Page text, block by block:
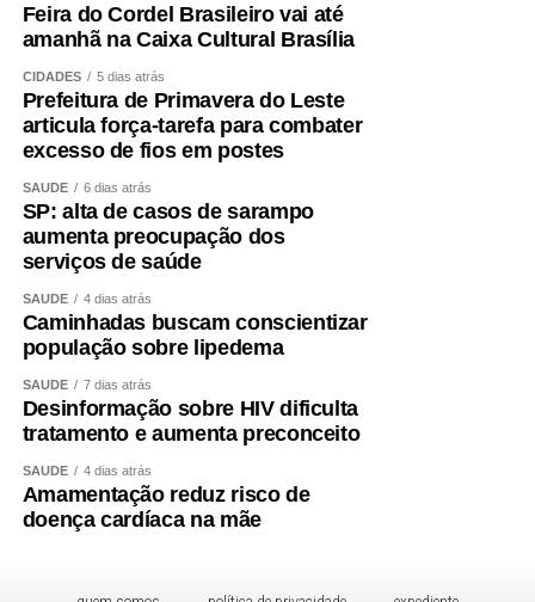
Feira do Cordel Brasileiro vai até
amanhã na Caixa Cultural Brasília
CIDADES 5 dias atrás
Prefeitura de Primavera do Leste
articula força-tarefa para combater
excesso de fios em postes
SAÚDE 6 dias atrás
SP: alta de casos de sarampo
aumenta preocupação dos
serviços de saúde
SAÚDE 4 dias atrás
Caminhadas buscam conscientizar
população sobre lipedema
SAÚDE 7 dias atrás
Desinformação sobre HIV dificulta
tratamento e aumenta preconceito
SAÚDE 4 dias atrás
Amamentação reduz risco de
doença cardíaca na mãe